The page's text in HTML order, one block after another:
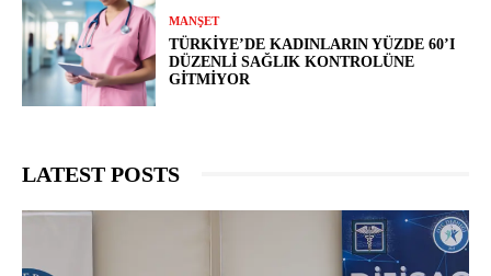
MANŞET
TÜRKIYE’DE KADINLARIN YÜZDE 60’I
DÜZENLI SAĞLIK KONTROLÜNE
GITMIYOR
LATEST POSTS